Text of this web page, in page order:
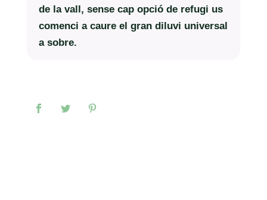
de la vall, sense cap opció de refugi us
comenci a caure el gran diluvi universal
a sobre.